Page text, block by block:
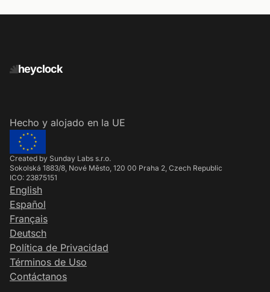
heyclock
Hecho y alojado en la UE
Created by Sunday Labs s.r.o.
Sokolská 1883/8, Nové Město, 120 00 Praha 2, Czech Republic
ICO: 23875151
English
Español
Français
Deutsch
Política de Privacidad
Términos de Uso
Contáctanos